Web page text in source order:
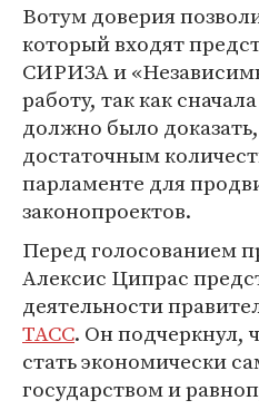
Вотум доверия
который входят
СИРИЗА и
работу, так как
должно было
достаточным
парламенте для
законопроектов.
Перед голосованием
Алексис Ципрас
деятельности
ТАСС. Он подчеркнул,
стать экономически
государством и